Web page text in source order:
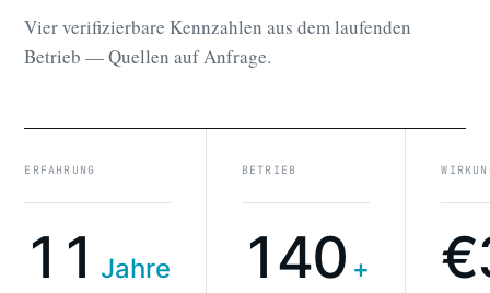
Vier verifizierbare Kennzahlen aus dem laufenden
Betrieb — Quellen auf Anfrage.
ERFAHRUNG
11 Jahre
BETRIEB
140 +